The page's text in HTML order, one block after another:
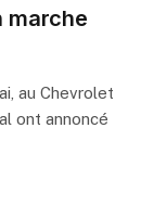
marche
au Chevrolet
ont annoncé